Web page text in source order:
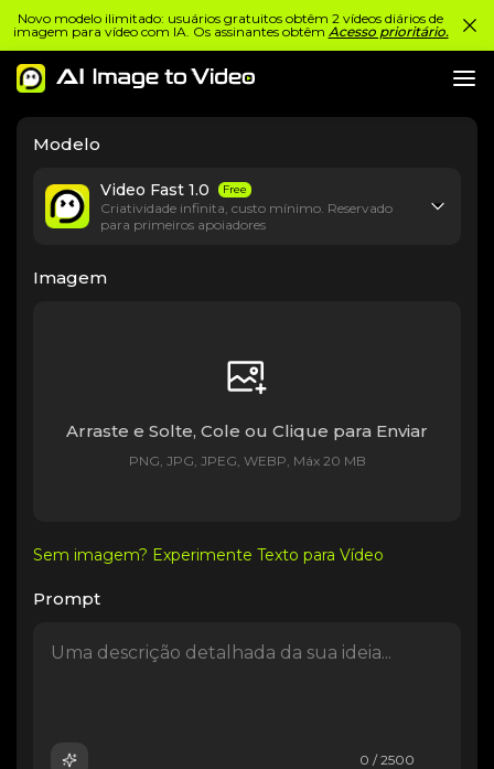
Novo modelo ilimitado: usuários gratuitos obtêm 2 vídeos diários de
imagem para vídeo com IA. Os assinantes obtêm Acesso prioritário.
Modelo
Video Fast 1.0 Free
Criatividade infinita, custo mínimo. Reservado
para primeiros apoiadores
Imagem
Arraste e Solte, Cole ou Clique para Enviar
PNG, JPG, JPEG, WEBP, Máx 20 MB
Sem imagem? Experimente Texto para Vídeo
Prompt
0 / 2500